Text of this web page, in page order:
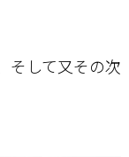
そして又その次